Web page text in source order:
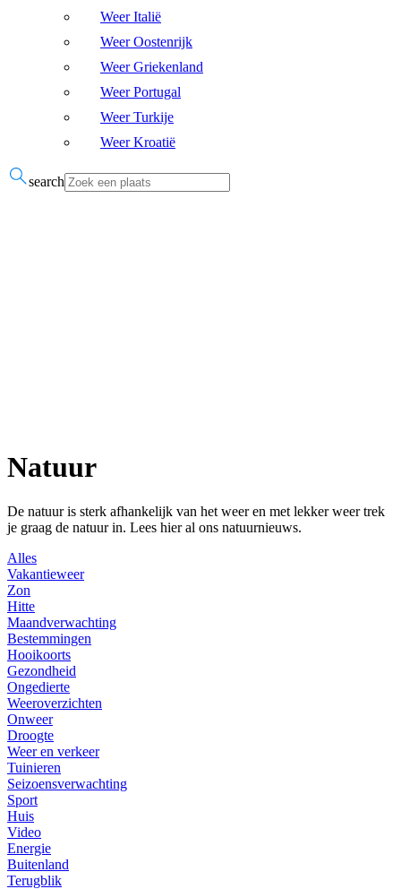
Weer Italië
Weer Oostenrijk
Weer Griekenland
Weer Portugal
Weer Turkije
Weer Kroatië
search
Natuur
De natuur is sterk afhankelijk van het weer en met lekker weer trek
je graag de natuur in. Lees hier al ons natuurnieuws.
Alles
Vakantieweer
Zon
Hitte
Maandverwachting
Bestemmingen
Hooikoorts
Gezondheid
Ongedierte
Weeroverzichten
Onweer
Droogte
Weer en verkeer
Tuinieren
Seizoensverwachting
Sport
Huis
Video
Energie
Buitenland
Terugblik